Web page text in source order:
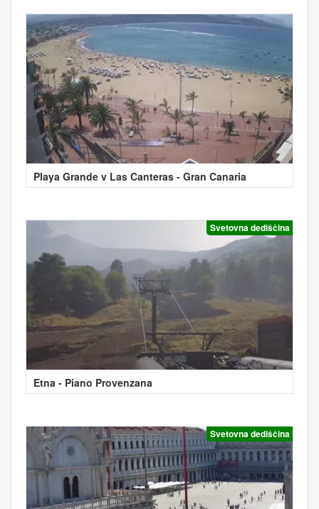
Playa Grande v Las Canteras - Gran Canaria
Svetovna dediščina
Etna - Piano Provenzana
Svetovna dediščina